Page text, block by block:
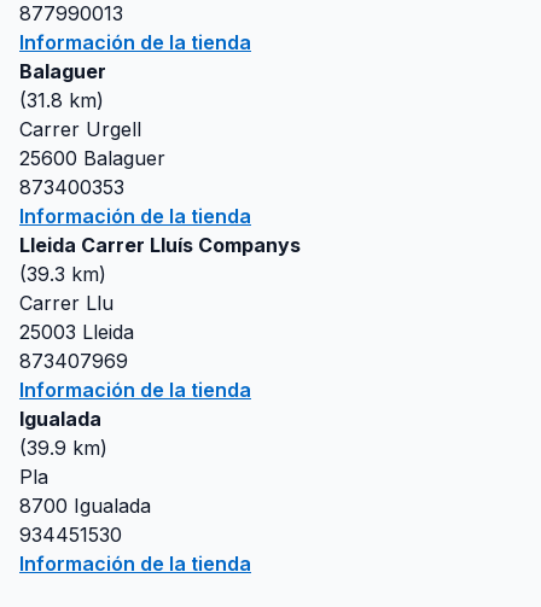
877990013
Información de la tienda
Balaguer
(31.8 km)
Carrer Urgell
25600 Balaguer
873400353
Información de la tienda
Lleida Carrer Lluís Companys
(39.3 km)
Carrer Llu
25003 Lleida
873407969
Información de la tienda
Igualada
(39.9 km)
Pla
8700 Igualada
934451530
Información de la tienda